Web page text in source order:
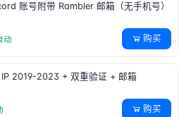
账号附带 Rambler 邮箱（无手机号）
动 购买
2019-2023 + 双重验证 + 邮箱
购买